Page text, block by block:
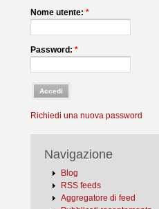
Nome utente: *
Password: *
Richiedi una nuova password
Navigazione
Blog
RSS feeds
Aggregatore di feed